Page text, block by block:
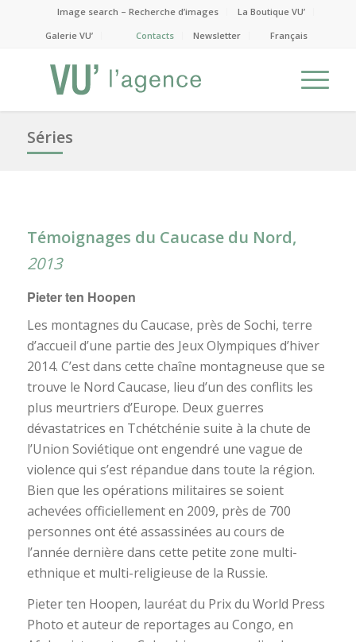
Image search – Recherche d’images
La Boutique VU’
Galerie VU’
Contacts Newsletter Français
Séries
Témoignages du Caucase du Nord,
2013
Pieter ten Hoopen
Les montagnes du Caucase, près de Sochi, terre
d’accueil d’une partie des Jeux Olympiques d’hiver
2014. C’est dans cette chaîne montagneuse que se
trouve le Nord Caucase, lieu d’un des conflits les
plus meurtriers d’Europe. Deux guerres
dévastatrices en Tchétchénie suite à la chute de
l’Union Soviétique ont engendré une vague de
violence qui s’est répandue dans toute la région.
Bien que les opérations militaires se soient
achevées officiellement en 2009, près de 700
personnes ont été assassinées au cours de
l’année dernière dans cette petite zone multi-
ethnique et multi-religieuse de la Russie.
Pieter ten Hoopen, lauréat du Prix du World Press
Photo et auteur de reportages au Congo, en